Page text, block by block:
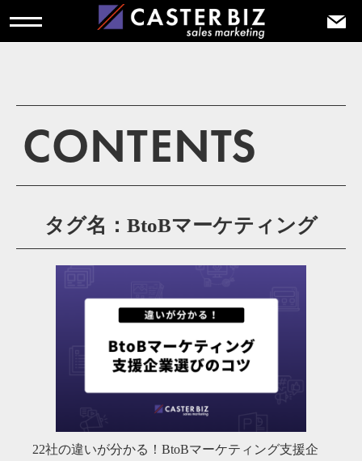
CONTENTS
タグ名：BtoBマーケティング
22社の違いが分かる！BtoBマーケティング支援企